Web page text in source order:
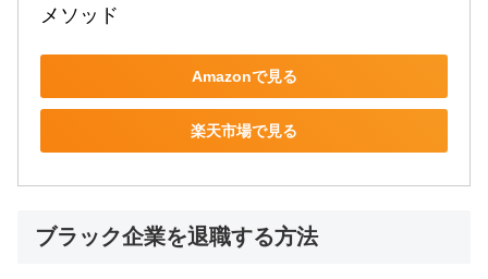
メソッド
Amazonで見る
楽天市場で見る
ブラック企業を退職する方法